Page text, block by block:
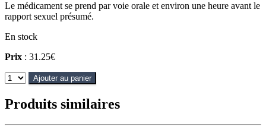
Le médicament se prend par voie orale et environ une heure avant le
rapport sexuel présumé.
En stock
Prix : 31.25€
Ajouter au panier
Produits similaires